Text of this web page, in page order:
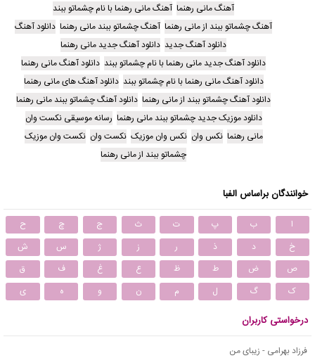
آهنگ مانی رهنما آهنگ مانی رهنما با نام چشماتو ببند
آهنگ چشماتو ببند از مانی رهنما آهنگ چشماتو ببند مانی رهنما دانلود آهنگ
دانلود آهنگ جدید دانلود آهنگ جدید مانی رهنما
دانلود آهنگ جدید مانی رهنما با نام چشماتو ببند دانلود آهنگ مانی رهنما
دانلود آهنگ مانی رهنما با نام چشماتو ببند دانلود آهنگ های مانی رهنما
دانلود آهنگ چشماتو ببند از مانی رهنما دانلود آهنگ چشماتو ببند مانی رهنما
دانلود موزیک جدید چشماتو ببند مانی رهنما رسانه موسیقی نکست وان
مانی رهنما نکس وان نکس وان موزیک نکست وان نکست وان موزیک
چشماتو ببند از مانی رهنما
خوانندگان براساس الفبا
ا ب پ ت ث ج چ
ح
خ
د ذ ر ز ژ س
ش
ص
ض ط ظ ع غ ف
ق
ک
گ ل م ن و ه ی
درخواستی کاربران
فرزاد بهرامی - زیبای من